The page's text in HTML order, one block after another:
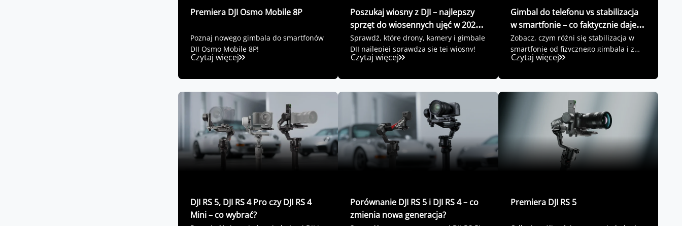
Premiera DJI Osmo Mobile 8P
Poznaj nowego gimbala do smartfonów
DJI Osmo Mobile 8P!
Czytaj więcej
Poszukaj wiosny z DJI – najlepszy
sprzęt do wiosennych ujęć w 2026
roku
Sprawdź, które drony, kamery i gimbale
DJI najlepiej sprawdzą się tej wiosny!
Czytaj więcej
Gimbal do telefonu vs stabilizacja
w smartfonie – co faktycznie daje
fizyczny stabilizator?
Zobacz, czym różni się stabilizacja w
smartfonie od fizycznego gimbala i z
jakich rozwiązań warto korzystać!
Czytaj więcej
DJI RS 5, DJI RS 4 Pro czy DJI RS 4
Mini – co wybrać?
Porównanie DJI RS 5 i DJI RS 4 – co
zmienia nowa generacja?
Premiera DJI RS 5